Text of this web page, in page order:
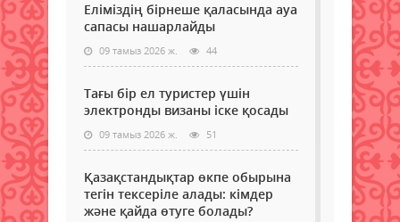
Еліміздің бірнеше қаласында ауа
сапасы нашарлайды
09 тамыз 2026 ж. 44
Тағы бір ел туристер үшін
электронды визаны іске қосады
09 тамыз 2026 ж. 51
Қазақстандықтар өкпе обырына
тегін тексеріле алады: кімдер
және қайда өтуге болады?